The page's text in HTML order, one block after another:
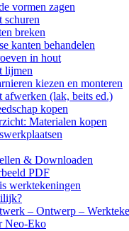
vormen zagen
schuren
breken
kanten behandelen
in hout
lijmen
kiezen en monteren
afwerken (lak, beits ed.)
kopen
Materialen kopen
& Downloaden
PDF
werktekeningen
– Ontwerp –
Neo-Eko